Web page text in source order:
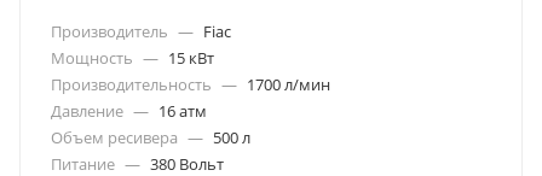
Производитель — Fiac
Мощность — 15 кВт
Производительность — 1700 л/мин
Давление — 16 атм
Объем ресивера — 500 л
Питание — 380 Вольт